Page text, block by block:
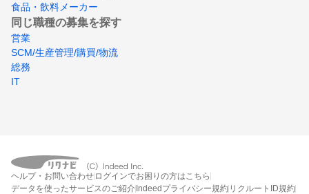
食品・飲料メーカー
同じ職種の募集を探す
営業
SCM/生産管理/購買/物流
総務
IT
ヘルプ・お問い合わせ ログインでお困りの方はこちら
データを使ったサービスのご紹介Indeedプライバシー規約 リクルートID規約